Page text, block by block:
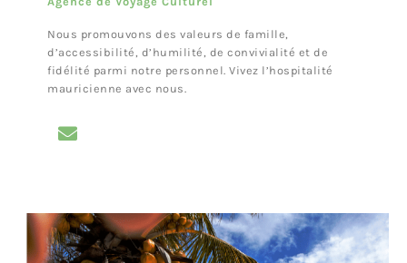
Nous promouvons des valeurs de famille,
d’accessibilité, d’humilité, de convivialité et de
fidélité parmi notre personnel. Vivez l’hospitalité
mauricienne avec nous.